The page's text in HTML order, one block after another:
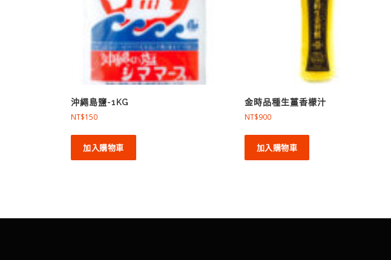
沖繩島鹽-1KG
NT$150
加入購物車
金時品種生薑香檬汁
NT$900
加入購物車